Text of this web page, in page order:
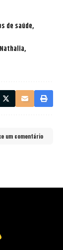
de saúde
Nathalia
um comentário